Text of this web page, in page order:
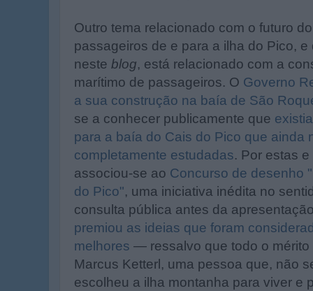
Outro tema relacionado com o futuro
passageiros de e para a ilha do Pico,
neste blog, está relacionado com a
marítimo de passageiros. O Governo
a sua construção na baía de São
se a conhecer publicamente que
para a baía do Cais do Pico que ainda
completamente estudadas. Por estas
associou-se ao Concurso de desenho
do Pico", uma iniciativa inédita no
consulta pública antes da
premiou as ideias que foram
melhores — ressalvo que todo o
Marcus Ketterl, uma pessoa que, não
escolheu a ilha montanha para viver e